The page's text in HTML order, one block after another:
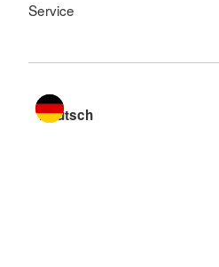
Service
Sprache wechseln zu